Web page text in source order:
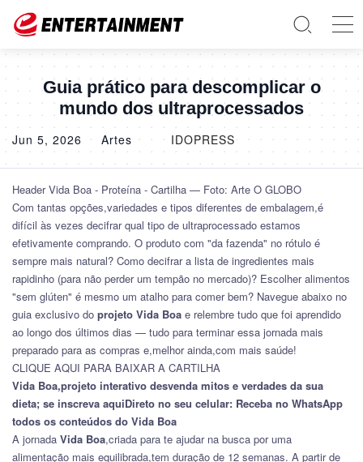
Guia prático para descomplicar o
mundo dos ultraprocessados
Jun 5, 2026 Artes IDOPRESS
Header Vida Boa - Proteína - Cartilha — Foto: Arte O GLOBO
Com tantas opções,variedades e tipos diferentes de embalagem,é
difícil às vezes decifrar qual tipo de ultraprocessado estamos
efetivamente comprando. O produto com "da fazenda" no rótulo é
sempre mais natural? Como decifrar a lista de ingredientes mais
rapidinho (para não perder um tempão no mercado)? Escolher alimentos
"sem glúten" é mesmo um atalho para comer bem? Navegue abaixo no
guia exclusivo do projeto Vida Boa e relembre tudo que foi aprendido
ao longo dos últimos dias — tudo para terminar essa jornada mais
preparado para as compras e,melhor ainda,com mais saúde!
CLIQUE AQUI PARA BAIXAR A CARTILHA
Vida Boa,projeto interativo desvenda mitos e verdades da sua
dieta; se inscreva aquiDireto no seu celular: Receba no WhatsApp
todos os conteúdos do Vida Boa
A jornada Vida Boa,criada para te ajudar na busca por uma
alimentação mais equilibrada,tem duração de 12 semanas. A partir de